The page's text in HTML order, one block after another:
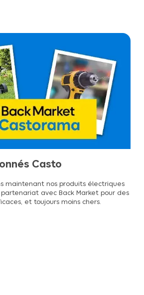
Casto
maintenant nos produits électriques
avec Back Market pour des
et toujours moins chers.